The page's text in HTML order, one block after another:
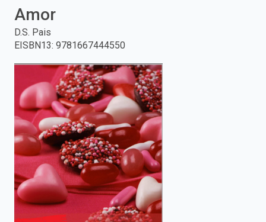
and
press
search.
Amor
D.S. Pais
EISBN13: 9781667444550